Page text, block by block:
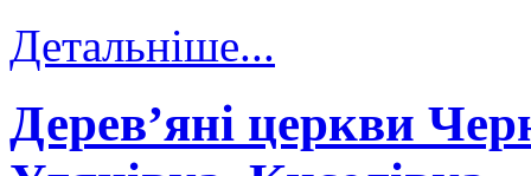
Детальніше...
Дерев’яні церкви